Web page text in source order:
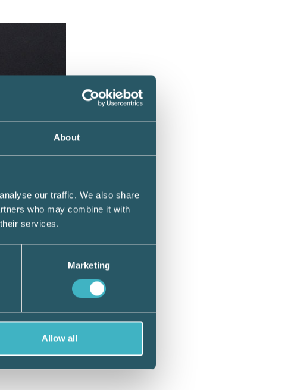
About
our traffic. We also share
who may combine it with
services.
Marketing
Allow all